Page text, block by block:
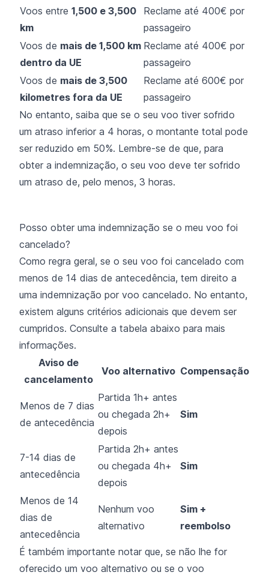
Voos entre 1,500 e 3,500
km
Reclame até 400€ por
passageiro
Voos de mais de 1,500 km
dentro da UE
Reclame até 400€ por
passageiro
Voos de mais de 3,500
kilometres fora da UE
Reclame até 600€ por
passageiro
No entanto, saiba que se o seu voo tiver sofrido
um atraso inferior a 4 horas, o montante total pode
ser reduzido em 50%. Lembre-se de que, para
obter a indemnização, o seu voo deve ter sofrido
um atraso de, pelo menos, 3 horas.
Posso obter uma indemnização se o meu voo foi
cancelado?
Como regra geral, se o seu voo foi cancelado com
menos de 14 dias de antecedência, tem direito a
uma indemnização por voo cancelado. No entanto,
existem alguns critérios adicionais que devem ser
cumpridos. Consulte a tabela abaixo para mais
informações.
Aviso de
cancelamento
Voo alternativo Compensação
Menos de 7 dias
de antecedência
Partida 1h+ antes
ou chegada 2h+
depois
Sim
7-14 dias de
antecedência
Partida 2h+ antes
ou chegada 4h+
depois
Sim
Menos de 14
dias de
antecedência
Nenhum voo
alternativo
Sim +
reembolso
É também importante notar que, se não lhe for
oferecido um voo alternativo ou se o voo